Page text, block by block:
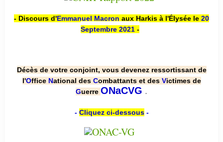
- Discours d'Emmanuel Macron aux Harkis à l'Élysée le 20
Septembre 2021 -
Décès de votre conjoint, vous devenez ressortissant de
l'Office National des Combattants et des Victimes de
Guerre ONaCVG .
- Cliquez ci-dessous-